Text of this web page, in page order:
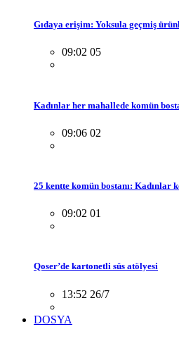
Gıdaya erişim: Yoksula geçmiş
09:02 05
Kadınlar her mahallede komün
09:06 02
25 kentte komün bostanı:
09:02 01
Qoser’de kartonetli süs atölyesi
13:52 26/7
DOSYA